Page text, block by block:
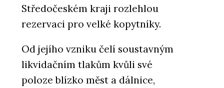
PRODUKTY
Středočeském kraji rozlehlou
rezervaci pro velké kopytníky.
Od jejího vzniku čelí soustavným
likvidačním tlakům kvůli své
poloze blízko měst a dálnice,